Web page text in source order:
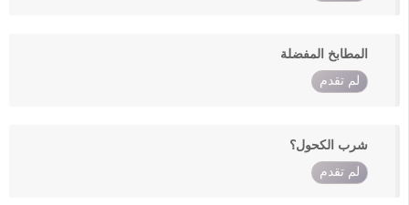
المطابخ المفضلة
لم تقدم
شرب الكحول؟
لم تقدم